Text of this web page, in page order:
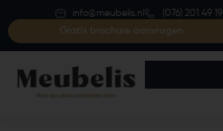
info@meubelis.nl (076) 201 49 19
Gratis brochure aanvragen